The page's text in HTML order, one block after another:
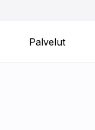
Palvelut